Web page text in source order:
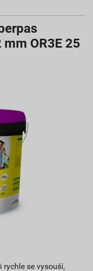
OR3E 25
rychle se vysouší,